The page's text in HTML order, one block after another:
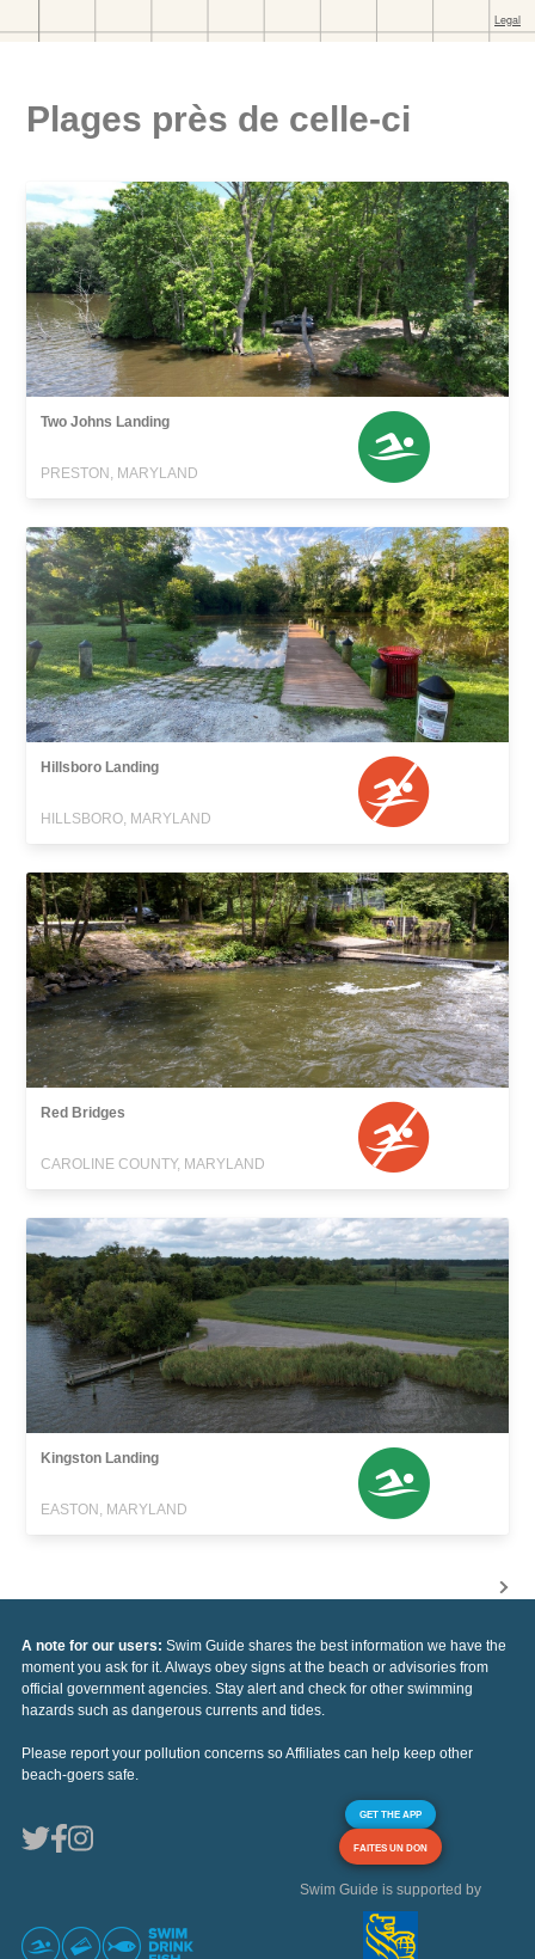
Plages près de celle-ci
Two Johns Landing
PRESTON, MARYLAND
Hillsboro Landing
HILLSBORO, MARYLAND
Red Bridges
CAROLINE COUNTY, MARYLAND
Kingston Landing
EASTON, MARYLAND
A note for our users: Swim Guide shares the best information we have the
moment you ask for it. Always obey signs at the beach or advisories from
official government agencies. Stay alert and check for other swimming
hazards such as dangerous currents and tides.
Please report your pollution concerns so Affiliates can help keep other
beach-goers safe.
GET THE APP
FAITES UN DON
Swim Guide is supported by